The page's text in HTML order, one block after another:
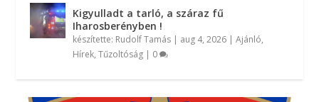
Kigyulladt a tarló, a száraz fű
Iharosberényben !
készítette: Rudolf Tamás | aug 4, 2026 |Ajánló,
Hírek,Tűzoltóság | 0